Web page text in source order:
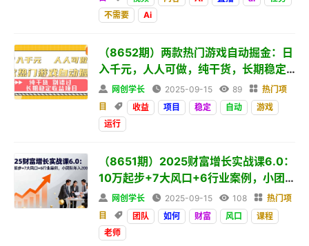
不需要
Ai
（8652期）两款热门游戏自动掘金：日
入千元，人人可做，纯干货，长期稳定
收益项目
 网创学长  2025-09-15  89  热门项
目
 收益 项目 稳定 自动
游戏
运行
（8651期）2025财富增长实战课6.0：
10万起步+7大风口+6行业案例，小团
队
 网创学长  2025-09-15  108  热门项
目
 团队 如何 财富 风口
课程
老师